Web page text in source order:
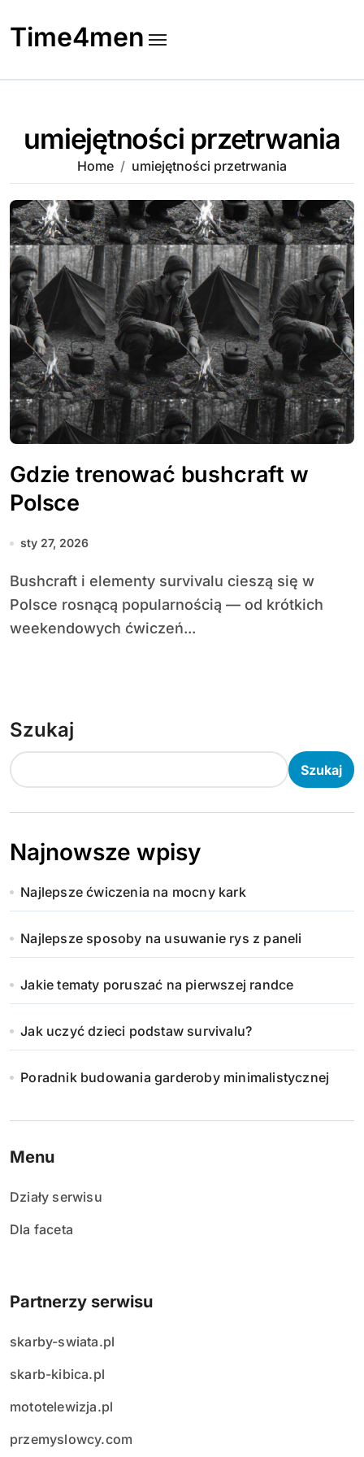
to
content
Time4men
umiejętności przetrwania
Home umiejętności przetrwania
Gdzie trenować bushcraft w
Polsce
sty 27, 2026
Bushcraft i elementy survivalu cieszą się w
Polsce rosnącą popularnością — od krótkich
weekendowych ćwiczeń...
Szukaj
Szukaj
Najnowsze wpisy
Najlepsze ćwiczenia na mocny kark
Najlepsze sposoby na usuwanie rys z paneli
Jakie tematy poruszać na pierwszej randce
Jak uczyć dzieci podstaw survivalu?
Poradnik budowania garderoby minimalistycznej
Menu
Działy serwisu
Dla faceta
Partnerzy serwisu
skarby-swiata.pl
skarb-kibica.pl
mototelewizja.pl
przemyslowcy.com